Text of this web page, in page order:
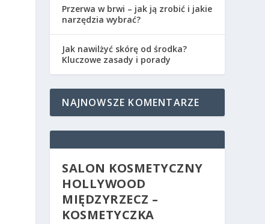
Przerwa w brwi – jak ją zrobić i jakie
narzędzia wybrać?
Jak nawilżyć skórę od środka?
Kluczowe zasady i porady
NAJNOWSZE KOMENTARZE
SALON KOSMETYCZNY
HOLLYWOOD
MIĘDZYRZECZ –
KOSMETYCZKA